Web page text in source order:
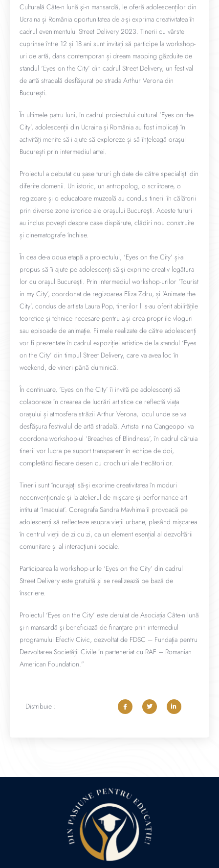
Culturală Câte-n lună şi-n mansardă, le oferă adolescenților din
Ucraina și România oportunitatea de a-și exprima creativitatea în
cadrul evenimentului Street Delivery 2023. Tinerii cu vârste
cuprinse între 12 și 18 ani sunt invitați să participe la workshop-
uri de artă, dans contemporan și dream mapping găzduite de
standul ‘Eyes on the City’ din cadrul Street Delivery, un festival
de artă stradală desfășurat pe strada Arthur Verona din
București.
În ultimele patru luni, în cadrul proiectului cultural ‘Eyes on the
City’, adolescenții din Ucraina și România au fost implicați în
activități menite să-i ajute să exploreze și să înțeleagă orașul
București prin intermediul artei.
Proiectul a debutat cu șase tururi ghidate de către specialiști din
diferite domenii. Un istoric, un antropolog, o scriitoare, o
regizoare și o educatoare muzeală au condus tinerii în călătorii
prin diverse zone istorice ale orașului București. Aceste tururi
au inclus povești despre case dispărute, clădiri nou construite
și cinematografe închise.
În cea de-a doua etapă a proiectului, ‘Eyes on the City’ și-a
propus să îi ajute pe adolescenți să-și exprime creativ legătura
lor cu orașul București. Prin intermediul workshop-urilor ‘Tourist
in my City’, coordonat de regizoarea Eliza Zdru, și ‘Animate the
City’, condus de artista Laura Pop, tinerilor li s-au oferit abilitățile
teoretice și tehnice necesare pentru a-și crea propriile vloguri
sau episoade de animație. Filmele realizate de către adolescenți
vor fi prezentate în cadrul expoziției artistice de la standul ‘Eyes
on the City’ din timpul Street Delivery, care va avea loc în
weekend, de vineri până duminică.
În continuare, ‘Eyes on the City’ îi invită pe adolescenți să
colaboreze în crearea de lucrări artistice ce reflectă viața
orașului și atmosfera străzii Arthur Verona, locul unde se va
desfășura festivalul de artă stradală. Artista Irina Cangeopol va
coordona workshop-ul ‘Breaches of Blindness’, în cadrul căruia
tinerii vor lucra pe suport transparent în echipe de doi,
completând fiecare desen cu crochiuri ale trecătorilor.
Tinerii sunt încurajați să-și exprime creativitatea în moduri
neconvenționale și la atelierul de mișcare și performance art
intitulat ‘Imaculat’. Coregrafa Sandra Mavhima îi provoacă pe
adolescenți să reflecteze asupra vieții urbane, plasând mișcarea
în centrul vieții de zi cu zi, ca un element esențial al dezvoltării
comunitare și al interacțiunii sociale.
Participarea la workshop-urile ‘Eyes on the City’ din cadrul
Street Delivery este gratuită și se realizează pe bază de
înscriere.
Proiectul ‘Eyes on the City’ este derulat de Asociația Câte-n lună
şi-n mansardă și beneficiază de finanțare prin intermediul
programului Efectiv Civic, dezvoltat de FDSC – Fundația pentru
Dezvoltarea Societății Civile în parteneriat cu RAF – Romanian
American Foundation.”
Distribuie :